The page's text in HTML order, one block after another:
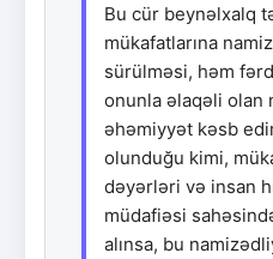
Bu cür beynəlxalq
mükafatlarına
sürülməsi, həm
onunla əlaqəli olan
əhəmiyyət kəsb
olunduğu kimi,
dəyərləri və insan
müdafiəsi
alınsa, bu